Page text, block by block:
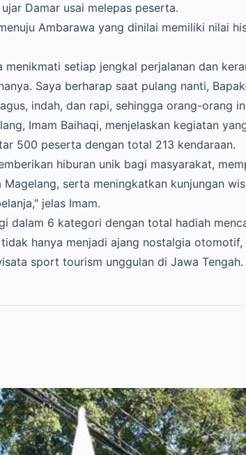
Damar usai melepas peserta.
Ambarawa yang dinilai memiliki nilai
setiap jengkal perjalanan dan
Saya berharap saat pulang nanti,
indah, dan rapi, sehingga orang-orang
Imam Baihaqi, menjelaskan kegiatan
500 peserta dengan total 213 kendaraan.
hiburan unik bagi masyarakat,
Magelang, serta meningkatkan kunjungan
jelas Imam.
dalam 6 kategori dengan total hadiah
hanya menjadi ajang nostalgia
sport tourism unggulan di Jawa Tengah.